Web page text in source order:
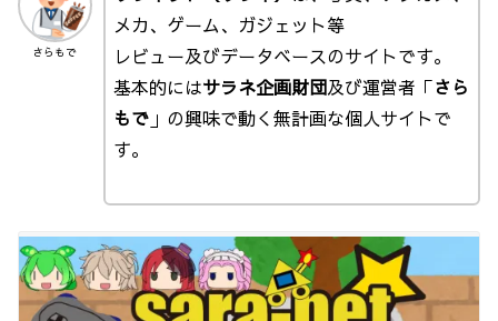
さらもで
メカ、ゲーム、ガジェット等
レビュー及びデータベースのサイトです。
基本的にはサラネ企画財団及び運営者「さら
もで」の興味で動く無計画な個人サイトで
す。